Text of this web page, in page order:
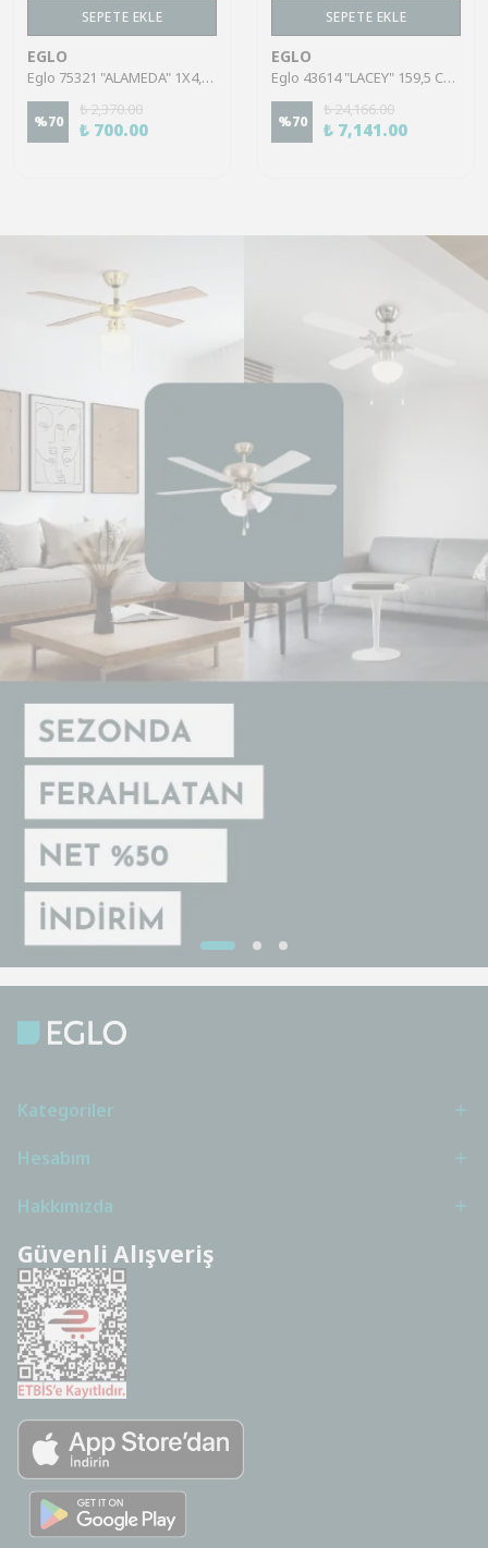
SEPETE EKLE
EGLO
Eglo 75321 "ALAMEDA" 1X4,5W Çelik Nikel Mat Sıva Üstü Spot
%70
₺ 2,370.00
₺ 700.00
SEPETE EKLE
EGLO
Eglo 43614 "LACEY" 159,5 Cm Yüksekliğinde Çelik, Ahşap Köşe Lambası Lambader
%70
₺ 24,166.00
₺ 7,141.00
Kategoriler
Hesabım
Hakkımızda
Güvenli Alışveriş